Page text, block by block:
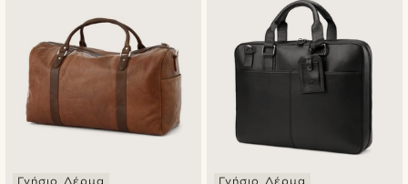
Φθηνότερα
Ακριβότερα
Γνήσιο Δέρμα
Γνήσιο Δέρμα